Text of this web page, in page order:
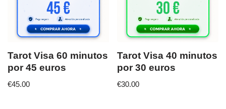
Tarot Visa 60 minutos
por 45 euros
€45.00
Tarot Visa 40 minutos
por 30 euros
€30.00